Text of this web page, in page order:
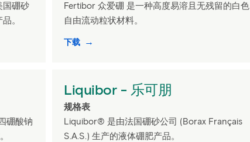
国硼砂
。
Fertibor 众爱硼 是一种高度易溶且无残留的白色
自由流动粒状材料。
下载
硼酸钠
Liquibor - 乐可朋
规格表
Liquibor® 是由法国硼砂公司 (Borax Français
S.A.S.) 生产的液体硼肥产品。